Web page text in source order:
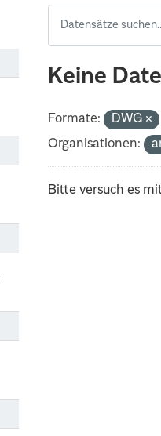
Keine
Formate: DWG
Organisationen:
Bitte versuch es